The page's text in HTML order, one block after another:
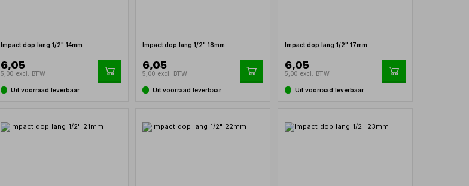
Impact dop lang 1/2" 14mm
6,05
5,00 excl. BTW
Uit voorraad leverbaar
Impact dop lang 1/2" 18mm
6,05
5,00 excl. BTW
Uit voorraad leverbaar
Impact dop lang 1/2" 17mm
6,05
5,00 excl. BTW
Uit voorraad leverbaar